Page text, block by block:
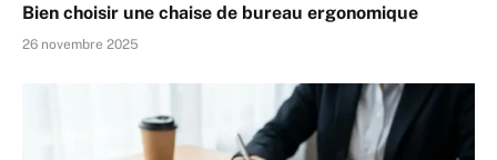
Bien choisir une chaise de bureau ergonomique
26 novembre 2025